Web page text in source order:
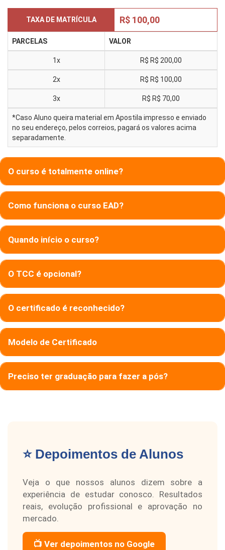
TAXA DE MATRÍCULA R$ 100,00
PARCELAS VALOR
1x R$ R$ 200,00
2x R$ R$ 100,00
3x R$ R$ 70,00
*Caso Aluno queira material em Apostila impresso e enviado
no seu endereço, pelos correios, pagará os valores acima
separadamente.
O curso é totalmente online?
Como funciona o curso EAD?
Quando início o curso?
O TCC é opcional?
O certificado é reconhecido?
Modelo de Certificado
Preciso ter graduação para fazer a pós?
⭐ Depoimentos de Alunos
Veja o que nossos alunos dizem sobre a
experiência de estudar conosco. Resultados
reais, evolução profissional e aprovação no
mercado.
📺 Ver depoimentos no Google